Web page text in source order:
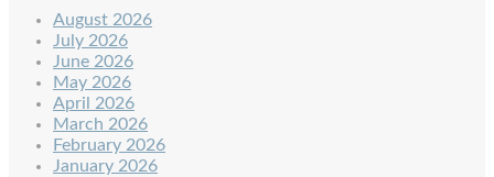
August 2026
July 2026
June 2026
May 2026
April 2026
March 2026
February 2026
January 2026